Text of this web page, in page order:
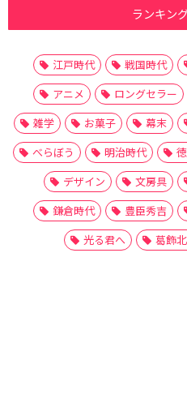
ランキン
江戸時代 戦国時代
アニメ
ロングセラー
雑学
お菓子 幕末
べらぼう
明治時代
デザイン
文房具
鎌倉時代
豊臣秀吉
光る君へ
葛飾